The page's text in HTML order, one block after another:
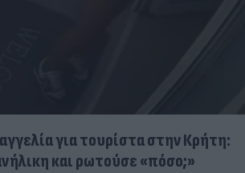
για τουρίστα στην Κρήτη:
και ρωτούσε «πόσο;»